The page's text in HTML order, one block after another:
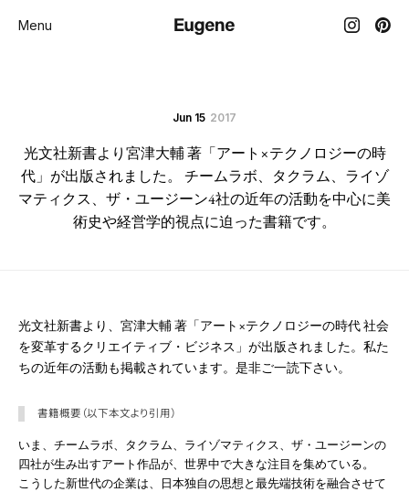
Menu
Jun 15 2017
光文社新書より宮津大輔 著「アート×テクノロジーの時
代」が出版されました。 チームラボ、タクラム、ライゾ
マティクス、ザ・ユージーン4社の近年の活動を中心に美
術史や経営学的視点に迫った書籍です。
光文社新書より、宮津大輔 著「アート×テクノロジーの時代 社会
を変革するクリエイティブ・ビジネス」が出版されました。私た
ちの近年の活動も掲載されています。是非ご一読下さい。
書籍概要（以下本文より引用）
いま、チームラボ、タクラム、ライゾマティクス、ザ・ユージーンの
四社が生み出すアート作品が、世界中で大きな注目を集めている。
こうした新世代の企業は、日本独自の思想と最先端技術を融合させて